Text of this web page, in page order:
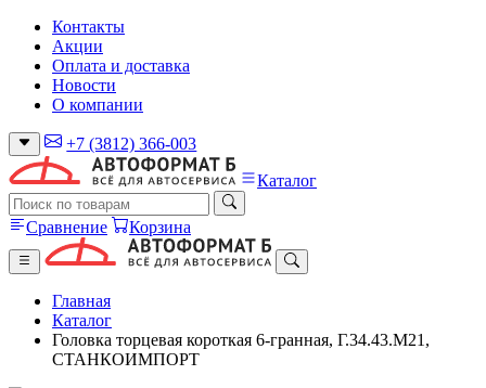
Контакты
Акции
Оплата и доставка
Новости
О компании
+7 (3812) 366-003
Каталог
Сравнение Корзина
Главная
Каталог
Головка торцевая короткая 6-гранная, Г.34.43.М21,
СТАНКОИМПОРТ